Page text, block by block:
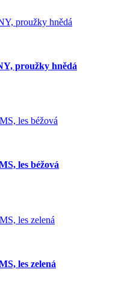
proužky hnědá
les béžová
les zelená